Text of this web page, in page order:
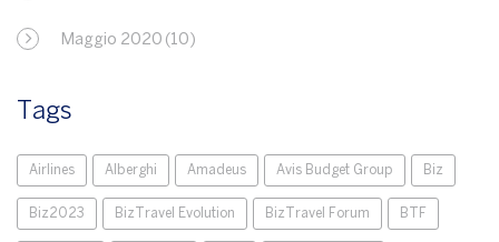
Maggio 2020 (10)
Tags
Airlines Alberghi Amadeus Avis Budget Group Biz
Biz2023 BizTravel Evolution BizTravel Forum BTF